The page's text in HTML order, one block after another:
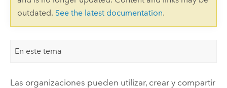
outdated. See the latest documentation.
En este tema
Las organizaciones pueden utilizar, crear y compartir